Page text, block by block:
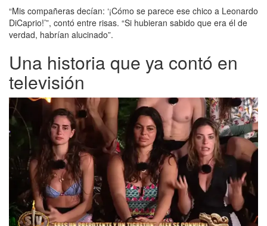
“Mis compañeras decían: ‘¡Cómo se parece ese chico a Leonardo
DiCaprio!’”, contó entre risas. “Si hubieran sabido que era él de
verdad, habrían alucinado”.
Una historia que ya contó en
televisión